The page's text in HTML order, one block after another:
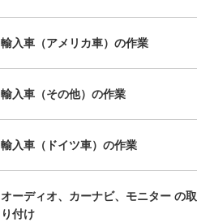
輸入車（アメリカ車）の作業
輸入車（その他）の作業
輸入車（ドイツ車）の作業
オーディオ、カーナビ、モニター の取
り付け